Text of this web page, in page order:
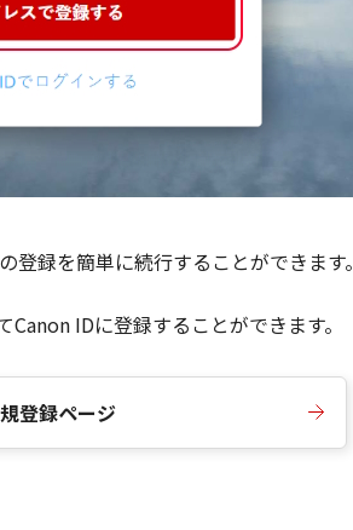
録を簡単に続行することができます。
IDに登録することができます。
登録ページ